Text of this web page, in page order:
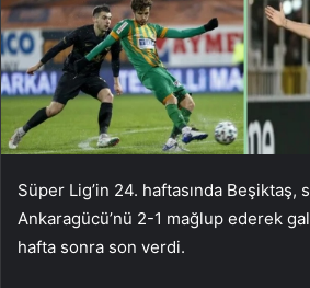
Süper Lig’in 24. haftasında Beşiktaş,
Ankaragücü’nü 2-1 mağlup ederek
hafta sonra son verdi.